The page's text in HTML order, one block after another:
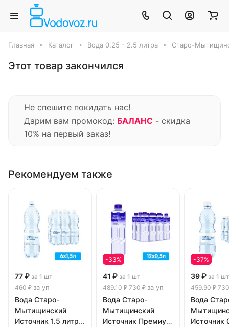
Главная Каталог Вода 0.25 - 2.5 литра Старо-
Этот товар закончился
Не спешите покидать нас!
Дарим вам промокод: БАЛАНС - скидка
10% на первый заказ!
Рекомендуем также
77 ₽ за 1 шт
460 ₽ за уп
Вода Старо-
Мытищинский
Источник 1.5 литра,
-33%
41 ₽ за 1 шт
489.10 ₽ 730 ₽ за уп
Вода Старо-
Мытищинский
Источник Премиум
-37%
39 ₽ за 1 шт
459.90 ₽
Вода
Источник